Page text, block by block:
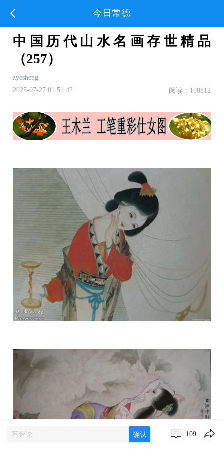
今日常德
中国历代山水名画存世精品
（257）
zyesheng
2025-07-27 01:51:42
阅读：108812
确认 109